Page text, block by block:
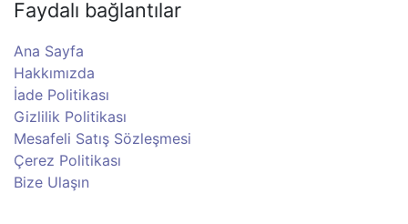
Faydalı bağlantılar
Ana Sayfa
Hakkımızda
İade Politikası
Gizlilik Politikası
Mesafeli Satış Sözleşmesi
Çerez Politikası
Bize Ulaşın